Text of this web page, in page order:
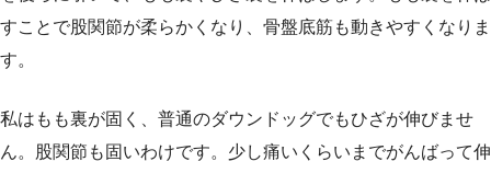
すことで股関節が柔らかくなり、骨盤底筋も動きやすくなりま
す。
私はもも裏が固く、普通のダウンドッグでもひざが伸びませ
ん。股関節も固いわけです。少し痛いくらいまでがんばって伸